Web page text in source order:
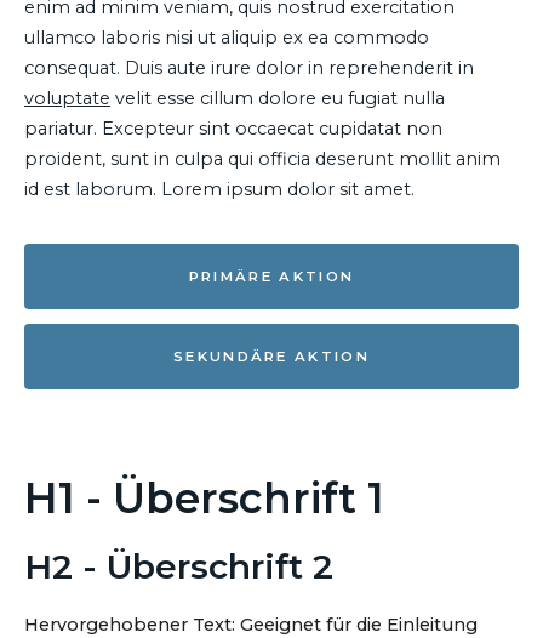
enim ad minim veniam, quis nostrud exercitation
ullamco laboris nisi ut aliquip ex ea commodo
consequat. Duis aute irure dolor in reprehenderit in
voluptate velit esse cillum dolore eu fugiat nulla
pariatur. Excepteur sint occaecat cupidatat non
proident, sunt in culpa qui officia deserunt mollit anim
id est laborum. Lorem ipsum dolor sit amet.
PRIMÄRE AKTION
SEKUNDÄRE AKTION
H1 - Überschrift 1
H2 - Überschrift 2
Hervorgehobener Text: Geeignet für die Einleitung